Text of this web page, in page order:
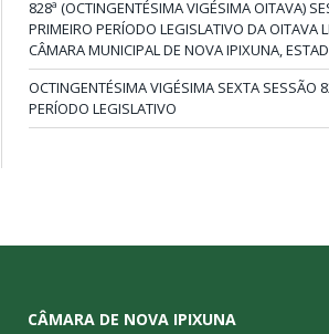
828ª (OCTINGENTÉSIMA VIGÉSIMA OITAVA)
PRIMEIRO PERÍODO LEGISLATIVO DA OITAVA
CÂMARA MUNICIPAL DE NOVA IPIXUNA,
OCTINGENTÉSIMA VIGÉSIMA SEXTA SESSÃO
PERÍODO LEGISLATIVO
CÂMARA DE NOVA IPIXUNA